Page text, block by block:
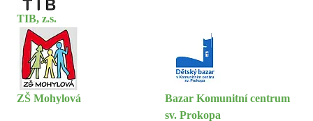
TIB, z.s.
ZŠ Mohylová
Bazar Komunitní centrum
sv. Prokopa